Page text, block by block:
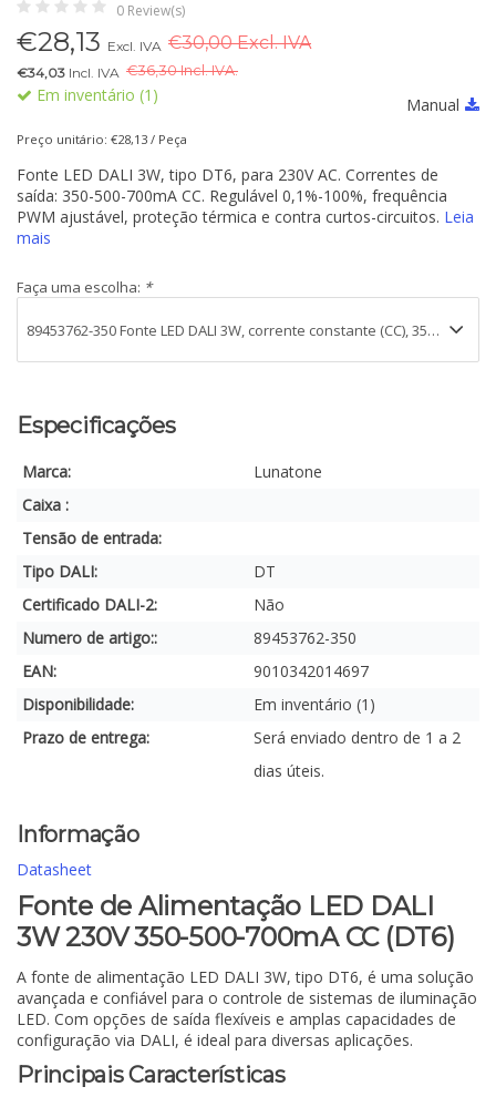
0 Review(s)
€28,13 Excl. IVA €30,00 Excl. IVA
€34,03 Incl. IVA €36,30 Incl. IVA.
Em inventário (1) Manual
Preço unitário: €28,13 / Peça
Fonte LED DALI 3W, tipo DT6, para 230V AC. Correntes de
saída: 350-500-700mA CC. Regulável 0,1%-100%, frequência
PWM ajustável, proteção térmica e contra curtos-circuitos. Leia
mais
Faça uma escolha: *
Especificações
Marca:
Lunatone
Caixa :
Tensão de entrada:
Tipo DALI:
DT
Certificado DALI-2:
Não
Numero de artigo::
89453762-350
EAN:
9010342014697
Disponibilidade:
Em inventário (1)
Prazo de entrega:
Será enviado dentro de 1 a 2
dias úteis.
Informação
Datasheet
Fonte de Alimentação LED DALI
3W 230V 350-500-700mA CC (DT6)
A fonte de alimentação LED DALI 3W, tipo DT6, é uma solução
avançada e confiável para o controle de sistemas de iluminação
LED. Com opções de saída flexíveis e amplas capacidades de
configuração via DALI, é ideal para diversas aplicações.
Principais Características